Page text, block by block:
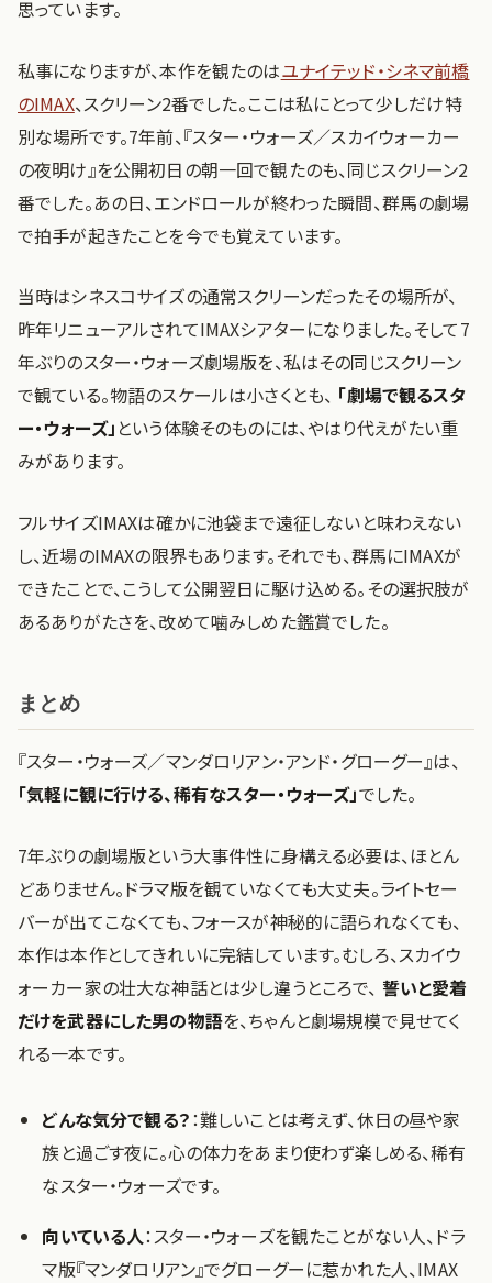
思っています。
私事になりますが、本作を観たのはユナイテッド・シネマ前橋
のIMAX、スクリーン2番でした。ここは私にとって少しだけ特
別な場所です。7年前、『スター・ウォーズ／スカイウォーカー
の夜明け』を公開初日の朝一回で観たのも、同じスクリーン2
番でした。あの日、エンドロールが終わった瞬間、群馬の劇場
で拍手が起きたことを今でも覚えています。
当時はシネスコサイズの通常スクリーンだったその場所が、
昨年リニューアルされてIMAXシアターになりました。そして7
年ぶりのスター・ウォーズ劇場版を、私はその同じスクリーン
で観ている。物語のスケールは小さくとも、 「劇場で観るスタ
ー・ウォーズ」 という体験そのものには、やはり代えがたい重
みがあります。
フルサイズIMAXは確かに池袋まで遠征しないと味わえない
し、近場のIMAXの限界もあります。それでも、群馬にIMAXが
できたことで、こうして公開翌日に駆け込める。その選択肢が
あるありがたさを、改めて噛みしめた鑑賞でした。
まとめ
『スター・ウォーズ／マンダロリアン・アンド・グローグー』は、
「気軽に観に行ける、稀有なスター・ウォーズ」でした。
7年ぶりの劇場版という大事件性に身構える必要は、ほとん
どありません。ドラマ版を観ていなくても大丈夫。ライトセー
バーが出てこなくても、フォースが神秘的に語られなくても、
本作は本作としてきれいに完結しています。むしろ、スカイウ
ォーカー家の壮大な神話とは少し違うところで、 誓いと愛着
だけを武器にした男の物語を、ちゃんと劇場規模で見せてく
れる一本です。
どんな気分で観る？：難しいことは考えず、休日の昼や家
族と過ごす夜に。心の体力をあまり使わず楽しめる、稀有
なスター・ウォーズです。
向いている人：スター・ウォーズを観たことがない人、ドラ
マ版『マンダロリアン』でグローグーに惹かれた人、IMAX